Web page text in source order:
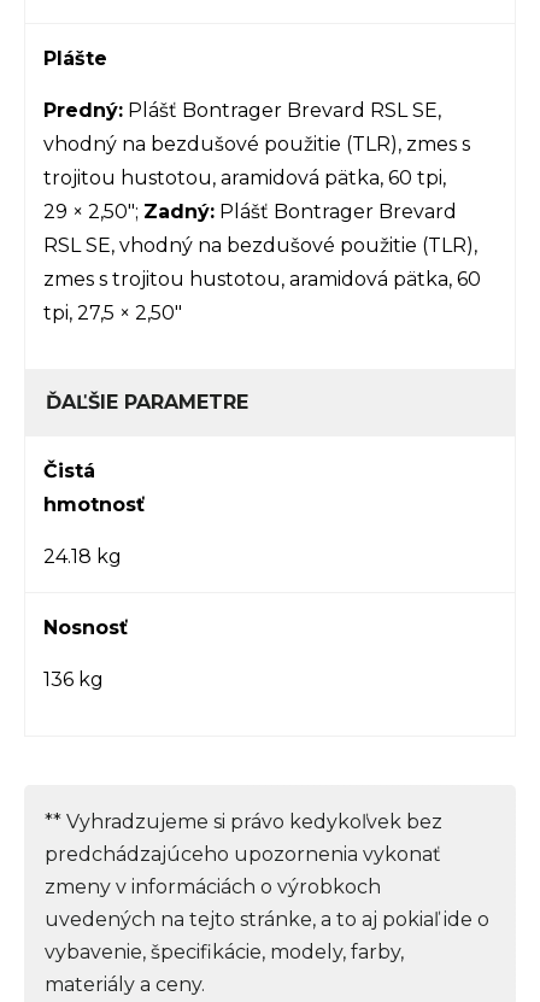
Plášte
Predný: Plášť Bontrager Brevard RSL SE,
vhodný na bezdušové použitie (TLR), zmes s
trojitou hustotou, aramidová pätka, 60 tpi,
29 × 2,50"; Zadný: Plášť Bontrager Brevard
RSL SE, vhodný na bezdušové použitie (TLR),
zmes s trojitou hustotou, aramidová pätka, 60
tpi, 27,5 × 2,50"
ĎAĽŠIE PARAMETRE
Čistá
hmotnosť
24.18 kg
Nosnosť
136 kg
** Vyhradzujeme si právo kedykoľvek bez
predchádzajúceho upozornenia vykonať
zmeny v informáciách o výrobkoch
uvedených na tejto stránke, a to aj pokiaľ ide o
vybavenie, špecifikácie, modely, farby,
materiály a ceny.